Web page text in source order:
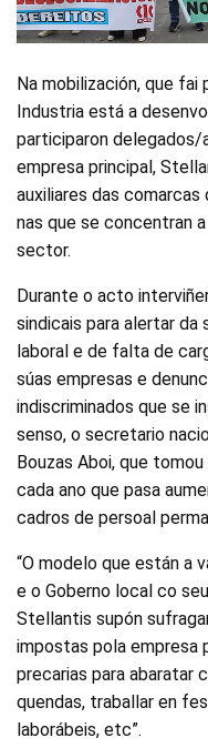
Na mobilización, que fai
Industria está a
participaron
empresa principal,
auxiliares das comarcas
nas que se concentran
sector.
Durante o acto
sindicais para alertar
laboral e de falta de
súas empresas e
indiscriminados que se
senso, o secretario
Bouzas Aboi, que
cada ano que pasa
cadros de persoal
“O modelo que están a
e o Goberno local co
Stellantis supón
impostas pola empresa
precarias para abaratar
quendas, traballar en
laborábeis, etc”.